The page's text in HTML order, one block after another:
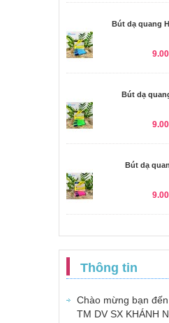
Bút dạ quang
Bút dạ
Bút dạ
Thông tin
Chào mừng bạn
TM DV SX KHÁNH